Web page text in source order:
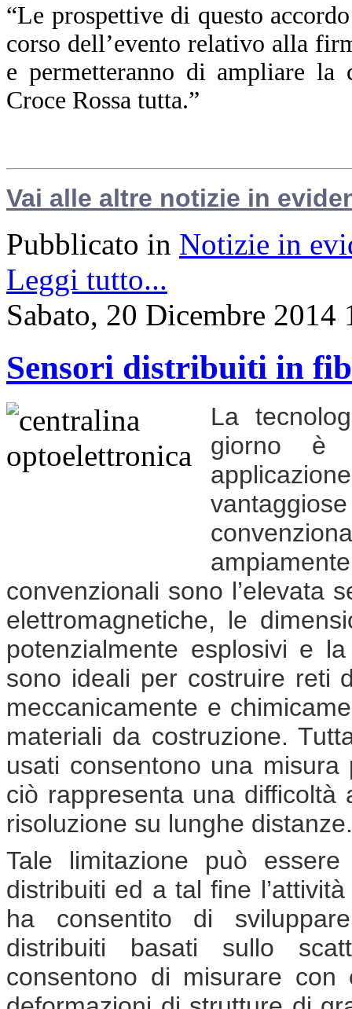
“Le prospettive di questo
corso dell’evento relativo alla
e permetteranno di ampliare la
Croce Rossa tutta.”
Vai alle altre notizie in
Pubblicato in Notizie in
Leggi tutto...
Sabato, 20 Dicembre 2014
Sensori distribuiti in
La
giorno è
convenzionali sono l’elevata
elettromagnetiche, le
potenzialmente esplosivi e
sono ideali per costruire reti
meccanicamente e
materiali da costruzione.
usati consentono una misura
ciò rappresenta una difficoltà
risoluzione su lunghe distanze.
Tale limitazione può
distribuiti ed a tal fine
ha consentito di
distribuiti basati sullo
consentono di misurare con